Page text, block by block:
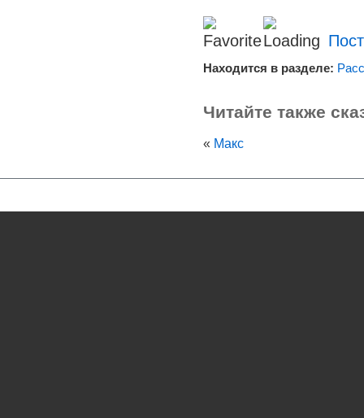
Находится в разделе:
Читайте также
« Макс